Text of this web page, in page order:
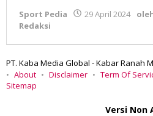
Sport Pedia 29 April 2024
Redaksi
PT. Kaba Media Global - Kabar Ranah
About
Disclaimer Term Of
Sitemap
Versi Non